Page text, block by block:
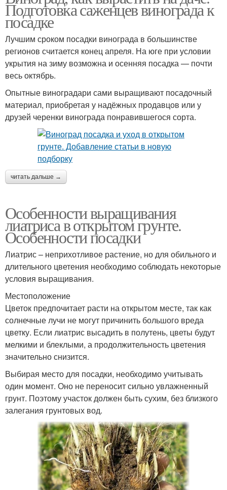
Подготовка саженцев винограда к
посадке
Лучшим сроком посадки винограда в большинстве
регионов считается конец апреля. На юге при условии
укрытия на зиму возможна и осенняя посадка — почти
весь октябрь.
Опытные виноградари сами выращивают посадочный
материал, приобретая у надёжных продавцов или у
друзей черенки винограда понравившегося сорта.
читать дальше →
Особенности выращивания
лиатриса в открытом грунте.
Особенности посадки
Лиатрис – неприхотливое растение, но для обильного и
длительного цветения необходимо соблюдать некоторые
условия выращивания.
Местоположение
Цветок предпочитает расти на открытом месте, так как
солнечные лучи не могут причинить большого вреда
цветку. Если лиатрис высадить в полутень, цветы будут
мелкими и блеклыми, а продолжительность цветения
значительно снизится.
Выбирая место для посадки, необходимо учитывать
один момент. Оно не переносит сильно увлажненный
грунт. Поэтому участок должен быть сухим, без близкого
залегания грунтовых вод.